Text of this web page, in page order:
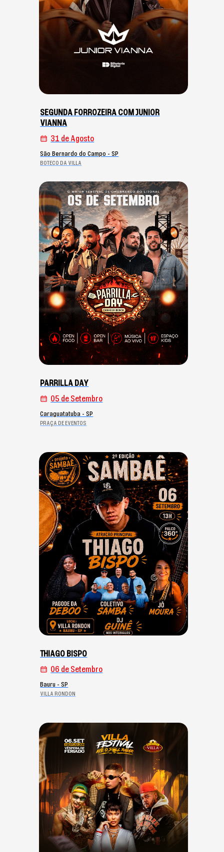
SEGUNDA FORROZEIRA COM JUNIOR
VIANNA
31 de Agosto
São Bernardo do Campo - SP
BOTECO DA VILLA
PARRILLA DAY
05 de Setembro
Caraguatatuba - SP
PRAÇA DE EVENTOS
THIAGO BISPO
06 de Setembro
Bauru - SP
VILLA RONDON